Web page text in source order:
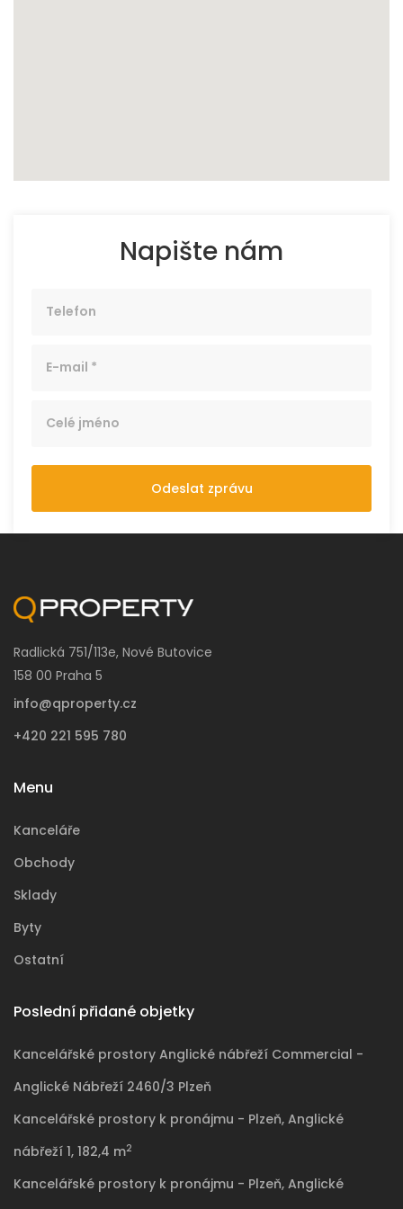
Napište nám
Odeslat zprávu
Radlická 751/113e, Nové Butovice
158 00 Praha 5
info@qproperty.cz
+420 221 595 780
Menu
Kanceláře
Obchody
Sklady
Byty
Ostatní
Poslední přidané objetky
Kancelářské prostory Anglické nábřeží Commercial -
Anglické Nábřeží 2460/3 Plzeň
Kancelářské prostory k pronájmu - Plzeň, Anglické
nábřeží 1, 182,4 m2
Kancelářské prostory k pronájmu - Plzeň, Anglické